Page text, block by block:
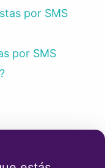
por SMS
por SMS